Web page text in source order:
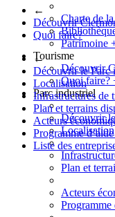
←
Découvrir
Quoi faire?
←
Découvrir le Parc
Localisation
Infrastructures de
Plan et terrains
Acteurs
Programme
Liste des
Charte de
Patrimoine
Tourisme
Découvrir
Quoi faire?
Parc industriel
Découvrir
Localisation
Plan et
Acteurs
Programme